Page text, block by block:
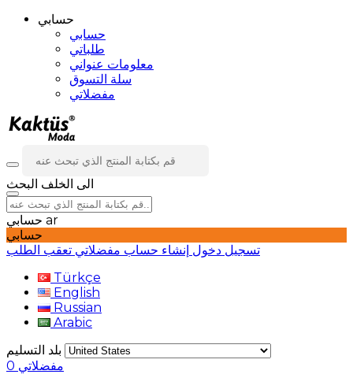
حسابي
حسابي
طلباتي
معلومات عنواني
سلة التسوق
مفضلاتي
الى الخلف البحث
ar
حسابي
تسجيل دخول إنشاء حساب مفضلاتي تعقب الطلب
Türkçe
English
Russian
Arabic
بلد التسليم
مفضلاتي 0